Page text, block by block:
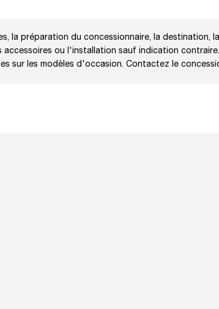
la préparation du concessionnaire, la destination,
ou l'installation sauf indication
sur les modèles d'occasion. Contactez le